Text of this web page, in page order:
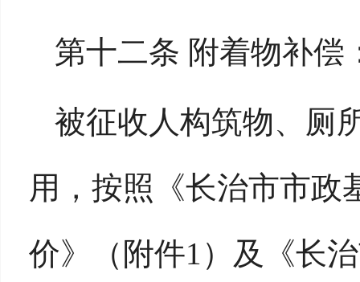
第十二条 附着物补偿
被征收人构筑物、厕
用，按照《长治市市政
价》（附件1）及《长